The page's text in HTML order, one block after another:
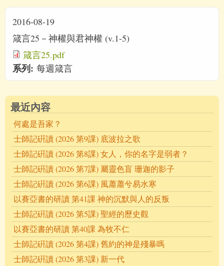
2016-08-19
箴言25－神權與君神權 (v.1-5)
箴言25.pdf
系列: 每週箴言
最近內容
何處是吾家？
士師記硏讀 (2026 第9課) 底波拉之歌
士師記硏讀 (2026 第8課) 女人，你的名字是弱者？
士師記硏讀 (2026 第7課) 屬靈色盲 珊迦的影子
士師記硏讀 (2026 第6課) 風蕭蕭兮易水寒
以賽亞書的研讀 第41課 神的沉默與人的反叛
士師記硏讀 (2026 第5課) 聖經的歷史觀
以賽亞書的研讀 第40課 為牧不仁
士師記硏讀 (2026 第4課) 舊約的神是殘暴嗎
士師記硏讀 (2026 第3課) 新一代